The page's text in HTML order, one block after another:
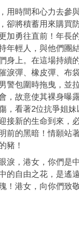
用時間和心力去參
卻將積蓄用來購買
加勇往直前！年長
年輕人，與他們團
身上。在這場持續
淚彈、橡皮彈、布
警包圍時拖曳，並
，故意使其裸身曝
，看著2位抗爭姐
接新的生命到來，
前的黑暗！情願站
豬！
淚，港女，你們是
的自由之花，是遙
！港女，向你們致